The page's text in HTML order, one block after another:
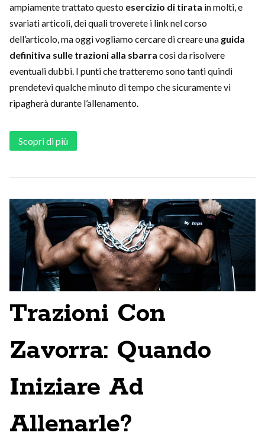
ampiamente trattato questo esercizio di tirata in molti, e
svariati articoli, dei quali troverete i link nel corso
dell’articolo, ma oggi vogliamo cercare di creare una guida
definitiva sulle trazioni alla sbarra così da risolvere
eventuali dubbi. I punti che tratteremo sono tanti quindi
prendetevi qualche minuto di tempo che sicuramente vi
ripagherà durante l’allenamento.
Scopri di più
Trazioni Con
Zavorra: Quando
Iniziare Ad
Allenarle?